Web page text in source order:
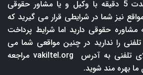
تومان می توانید به مدت 5 دقیقه با وکیل و یا مشاور حقوقی
نیز شما در شرایطی قرار می گیرید که
حقوقی دارید اما شرایط پرداخت
را ندارید در چنین مواقعی شما می
تلفنی به آدرس
vakiltel.org مراجعه
ما بهره مند شوید.